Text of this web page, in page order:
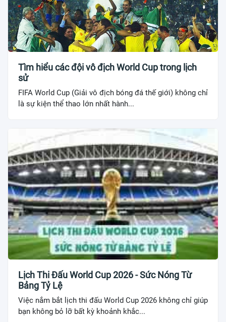
Tìm hiểu các đội vô địch World Cup trong lịch
sử
FIFA World Cup (Giải vô địch bóng đá thế giới) không chỉ
là sự kiện thể thao lớn nhất hành...
Lịch Thi Đấu World Cup 2026 - Sức Nóng Từ
Bảng Tỷ Lệ
Việc nắm bắt lịch thi đấu World Cup 2026 không chỉ giúp
bạn không bỏ lỡ bất kỳ khoảnh khắc...